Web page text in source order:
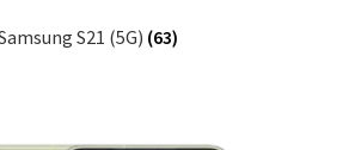
S21 (5G) (63)